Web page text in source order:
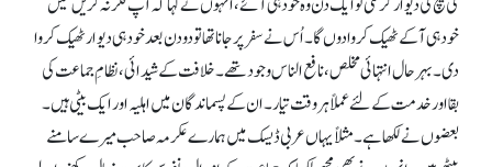
خود ہی آکے ٹھیک کروا دوں گا۔ اُس نے سفر پر جانا تھا تو دو دن بعد خود ہی دیوار ٹھیک کروا
دی۔ بہر حال انتہائی مخلص، نافع الناس وجود تھے۔ خلافت کے شیدائی، نظامِ جماعت کی
بقا اور خدمت کے لئے عملاً ہر وقت تیار۔ ان کے پسماندگان میں اہلیہ اور ایک بیٹی ہیں۔
بعضوں نے لکھا ہے۔ مثلاً یہاں عربی ڈیسک میں ہمارے عکرمہ صاحب میرے سامنے